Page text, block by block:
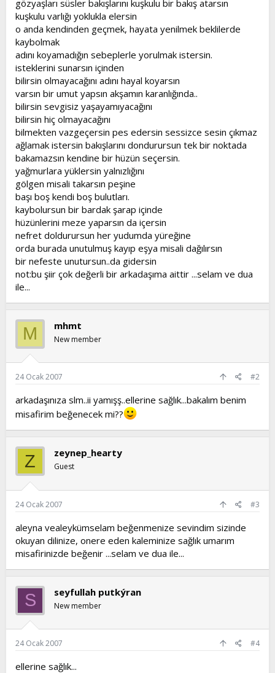
t
a
n
i
h
i
gözyaşları süsler bakışlarını kuşkulu bir bakış atarsın
kuşkulu varlığı yoklukla elersin
o anda kendinden geçmek, hayata yenilmek beklilerde
kaybolmak
adını koyamadığın sebeplerle yorulmak istersin.
isteklerini sunarsın içinden
bilirsin olmayacağını adını hayal koyarsın
varsın bir umut yapsın akşamın karanlığında..
bilirsin sevgisiz yaşayamıyacağını
bilirsin hiç olmayacağını
bilmekten vazgeçersin pes edersin sessizce sesin çıkmaz
ağlamak istersin bakışlarını dondurursun tek bir noktada
bakamazsın kendine bir hüzün seçersin.
yağmurlara yüklersin yalnızlığını
gölgen misali takarsın peşine
başı boş kendi boş bulutları.
kaybolursun bir bardak şarap içinde
hüzünlerini meze yaparsın da içersin
nefret doldurursun her yudumda yüreğine
orda burada unutulmuş kayıp eşya misali dağılırsın
bir nefeste unutursun..da gidersin
not:bu şiir çok değerli bir arkadaşıma aittir ...selam ve dua
ile...
M mhmt
New member
24 Ocak 2007 #2
arkadaşınıza slm..ii yamışş..ellerine sağlık...bakalım benim
misafirim beğenecek mi??
Z zeynep_hearty
Guest
24 Ocak 2007 #3
aleyna vealeykümselam beğenmenize sevindim sizinde
okuyan dilinize, onere eden kaleminize sağlık umarım
misafirinizde beğenir ...selam ve dua ile...
S seyfullah putkýran
New member
24 Ocak 2007 #4
ellerine sağlık...